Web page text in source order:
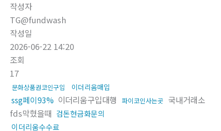
작성자
TG@fundwash
작성일
2026-06-22 14:20
조회
17
문화상품권코인구입 이더리움매입
ssg페이93% 이더리움구입대행 파이코인사는곳 국내거래소
fds막혔을때 검돈현금화문의
이더리움수수료